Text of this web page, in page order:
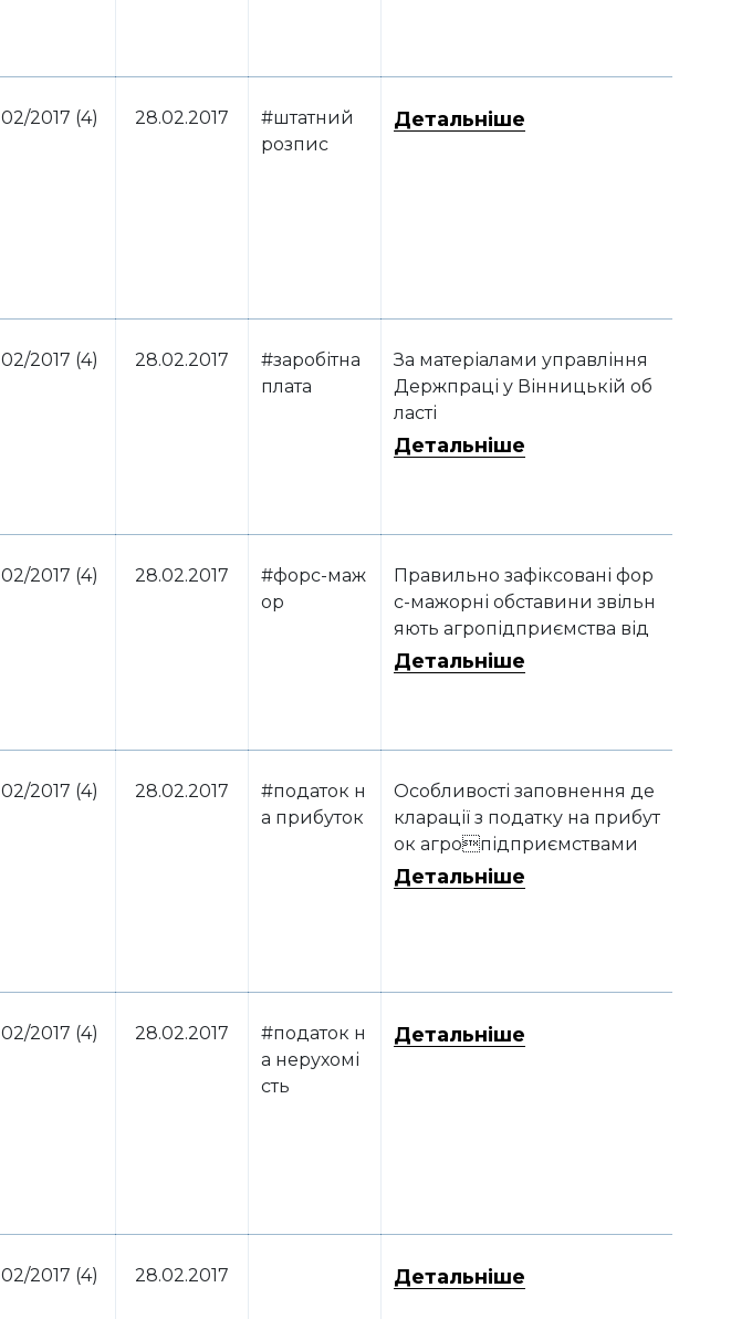
02/2017 (4) 28.02.2017
#штатний
розпис
Детальніше
02/2017 (4) 28.02.2017
#заробітна
плата
За матеріалами управління
Держпраці у Вінницькій об
ласті
Детальніше
02/2017 (4) 28.02.2017
#форс-маж
ор
Правильно зафіксовані фор
с-мажорні обставини звільн
яють агропідприємства від
відповідальності за невико
Детальніше
02/2017 (4) 28.02.2017
#податок н
а прибуток
Особливості заповнення де
кларації з податку на прибут
ок агропідприємствами
Детальніше
02/2017 (4) 28.02.2017
#податок н
а нерухомі
сть
Детальніше
02/2017 (4) 28.02.2017 Детальніше